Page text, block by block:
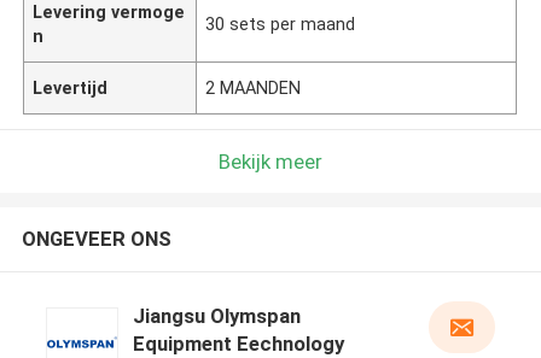
Levering vermoge
n
30 sets per maand
Levertijd 2 MAANDEN
Bekijk meer
ONGEVEER ONS
Jiangsu Olymspan
Equipment Eechnology